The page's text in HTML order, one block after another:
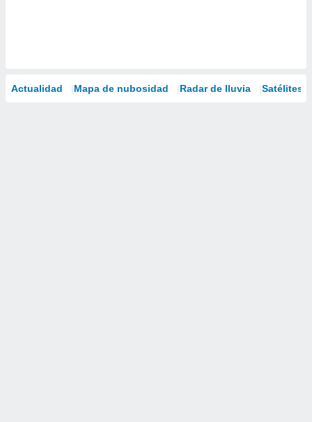
Actualidad Mapa de nubosidad Radar de lluvia Satélites